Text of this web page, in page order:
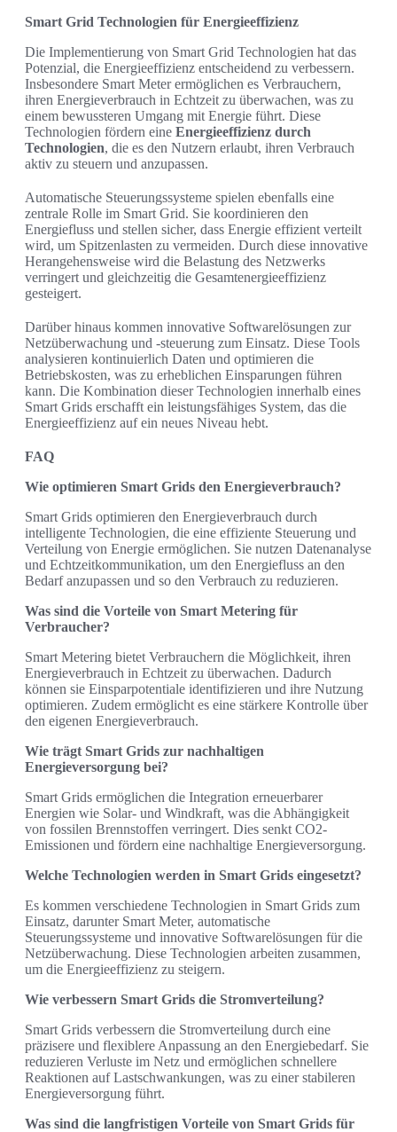
Smart Grid Technologien für Energieeffizienz
Die Implementierung von Smart Grid Technologien hat das
Potenzial, die Energieeffizienz entscheidend zu verbessern.
Insbesondere Smart Meter ermöglichen es Verbrauchern,
ihren Energieverbrauch in Echtzeit zu überwachen, was zu
einem bewussteren Umgang mit Energie führt. Diese
Technologien fördern eine Energieeffizienz durch
Technologien, die es den Nutzern erlaubt, ihren Verbrauch
aktiv zu steuern und anzupassen.
Automatische Steuerungssysteme spielen ebenfalls eine
zentrale Rolle im Smart Grid. Sie koordinieren den
Energiefluss und stellen sicher, dass Energie effizient verteilt
wird, um Spitzenlasten zu vermeiden. Durch diese innovative
Herangehensweise wird die Belastung des Netzwerks
verringert und gleichzeitig die Gesamtenergieeffizienz
gesteigert.
Darüber hinaus kommen innovative Softwarelösungen zur
Netzüberwachung und -steuerung zum Einsatz. Diese Tools
analysieren kontinuierlich Daten und optimieren die
Betriebskosten, was zu erheblichen Einsparungen führen
kann. Die Kombination dieser Technologien innerhalb eines
Smart Grids erschafft ein leistungsfähiges System, das die
Energieeffizienz auf ein neues Niveau hebt.
FAQ
Wie optimieren Smart Grids den Energieverbrauch?
Smart Grids optimieren den Energieverbrauch durch
intelligente Technologien, die eine effiziente Steuerung und
Verteilung von Energie ermöglichen. Sie nutzen Datenanalyse
und Echtzeitkommunikation, um den Energiefluss an den
Bedarf anzupassen und so den Verbrauch zu reduzieren.
Was sind die Vorteile von Smart Metering für
Verbraucher?
Smart Metering bietet Verbrauchern die Möglichkeit, ihren
Energieverbrauch in Echtzeit zu überwachen. Dadurch
können sie Einsparpotentiale identifizieren und ihre Nutzung
optimieren. Zudem ermöglicht es eine stärkere Kontrolle über
den eigenen Energieverbrauch.
Wie trägt Smart Grids zur nachhaltigen
Energieversorgung bei?
Smart Grids ermöglichen die Integration erneuerbarer
Energien wie Solar- und Windkraft, was die Abhängigkeit
von fossilen Brennstoffen verringert. Dies senkt CO2-
Emissionen und fördern eine nachhaltige Energieversorgung.
Welche Technologien werden in Smart Grids eingesetzt?
Es kommen verschiedene Technologien in Smart Grids zum
Einsatz, darunter Smart Meter, automatische
Steuerungssysteme und innovative Softwarelösungen für die
Netzüberwachung. Diese Technologien arbeiten zusammen,
um die Energieeffizienz zu steigern.
Wie verbessern Smart Grids die Stromverteilung?
Smart Grids verbessern die Stromverteilung durch eine
präzisere und flexiblere Anpassung an den Energiebedarf. Sie
reduzieren Verluste im Netz und ermöglichen schnellere
Reaktionen auf Lastschwankungen, was zu einer stabileren
Energieversorgung führt.
Was sind die langfristigen Vorteile von Smart Grids für